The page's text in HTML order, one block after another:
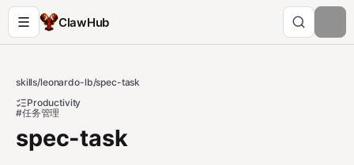
ClawHub
skills/leonardo-lb/spec-task
Productivity
#任务管理
spec-task